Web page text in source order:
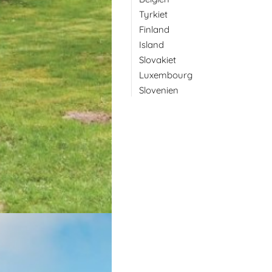
Tyrkiet
Finland
Island
Slovakiet
Luxembourg
Slovenien